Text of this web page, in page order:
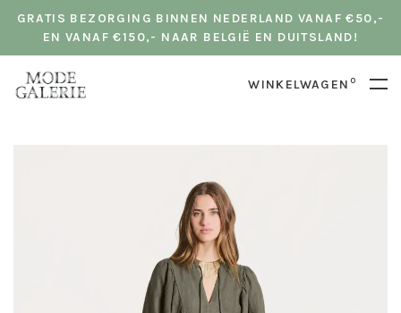
GRATIS BEZORGING BINNEN NEDERLAND VANAF €50,-
EN VANAF €150,- NAAR BELGIË EN DUITSLAND!
WINKELWAGEN 0